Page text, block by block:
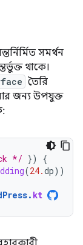
সমর্থন
থাকে।
তৈরি
জন্য উপযুক্ত
*/ })
{
(24.dp))
. kt